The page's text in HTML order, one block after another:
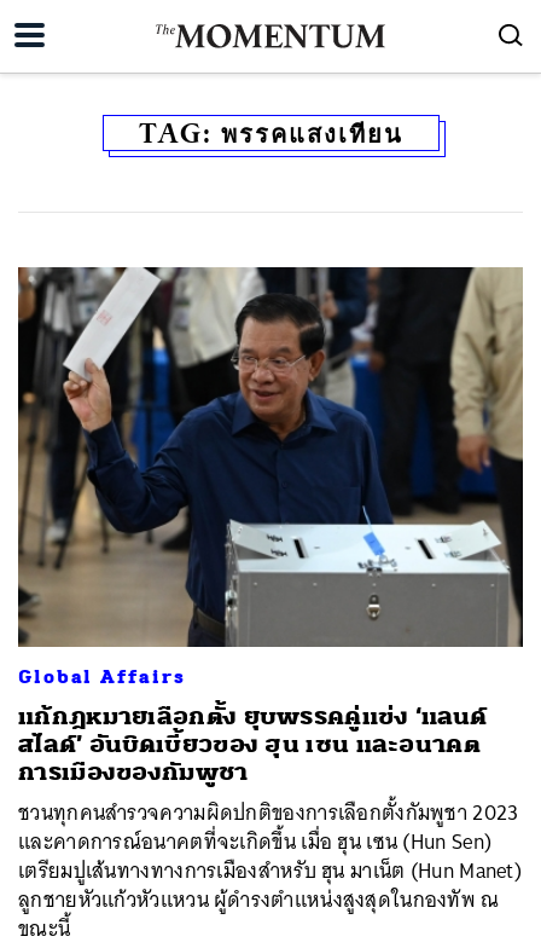
TAG: พรรคแสงเทียน
Global Affairs
แก้กฎหมายเลือกตั้ง ยุบพรรคคู่แข่ง ‘แลนด์
สไลด์’ อันบิดเบี้ยวของ ฮุน เซน และอนาคต
การเมืองของกัมพูชา
ชวนทุกคนสำรวจความผิดปกติของการเลือกตั้งกัมพูชา 2023
และคาดการณ์อนาคตที่จะเกิดขึ้น เมื่อ ฮุน เซน (Hun Sen)
เตรียมปูเส้นทางทางการเมืองสำหรับ ฮุน มาเน็ต (Hun Manet)
ลูกชายหัวแก้วหัวแหวน ผู้ดำรงตำแหน่งสูงสุดในกองทัพ ณ
ขณะนี้